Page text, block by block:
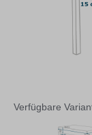
Verfügbare